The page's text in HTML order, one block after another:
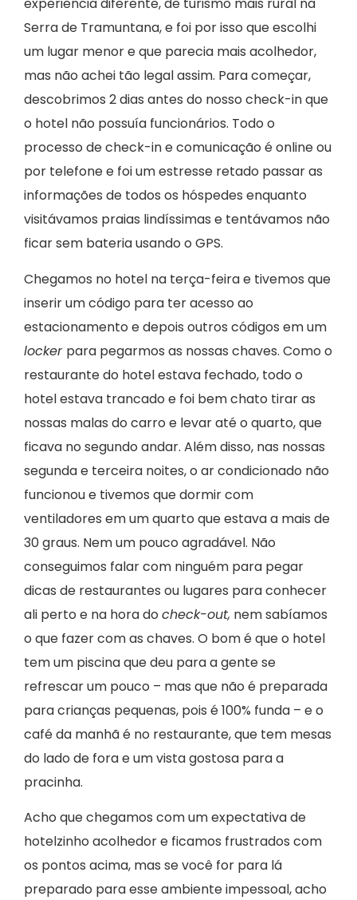
experiência diferente, de turismo mais rural na
Serra de Tramuntana, e foi por isso que escolhi
um lugar menor e que parecia mais acolhedor,
mas não achei tão legal assim. Para começar,
descobrimos 2 dias antes do nosso check-in que
o hotel não possuía funcionários. Todo o
processo de check-in e comunicação é online ou
por telefone e foi um estresse retado passar as
informações de todos os hóspedes enquanto
visitávamos praias lindíssimas e tentávamos não
ficar sem bateria usando o GPS.
Chegamos no hotel na terça-feira e tivemos que
inserir um código para ter acesso ao
estacionamento e depois outros códigos em um
locker para pegarmos as nossas chaves. Como o
restaurante do hotel estava fechado, todo o
hotel estava trancado e foi bem chato tirar as
nossas malas do carro e levar até o quarto, que
ficava no segundo andar. Além disso, nas nossas
segunda e terceira noites, o ar condicionado não
funcionou e tivemos que dormir com
ventiladores em um quarto que estava a mais de
30 graus. Nem um pouco agradável. Não
conseguimos falar com ninguém para pegar
dicas de restaurantes ou lugares para conhecer
ali perto e na hora do check-out, nem sabíamos
o que fazer com as chaves. O bom é que o hotel
tem um piscina que deu para a gente se
refrescar um pouco – mas que não é preparada
para crianças pequenas, pois é 100% funda – e o
café da manhã é no restaurante, que tem mesas
do lado de fora e um vista gostosa para a
pracinha.
Acho que chegamos com um expectativa de
hotelzinho acolhedor e ficamos frustrados com
os pontos acima, mas se você for para lá
preparado para esse ambiente impessoal, acho